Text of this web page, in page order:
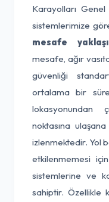
Karayolları
sistemlerimize
mesafe
mesafe, ağır vasıta
güvenliği
ortalama bir
lokasyonundan
noktasına
izlenmektedir. Yol
etkilenmemesi
sistemlerine ve
sahiptir. Özellikle